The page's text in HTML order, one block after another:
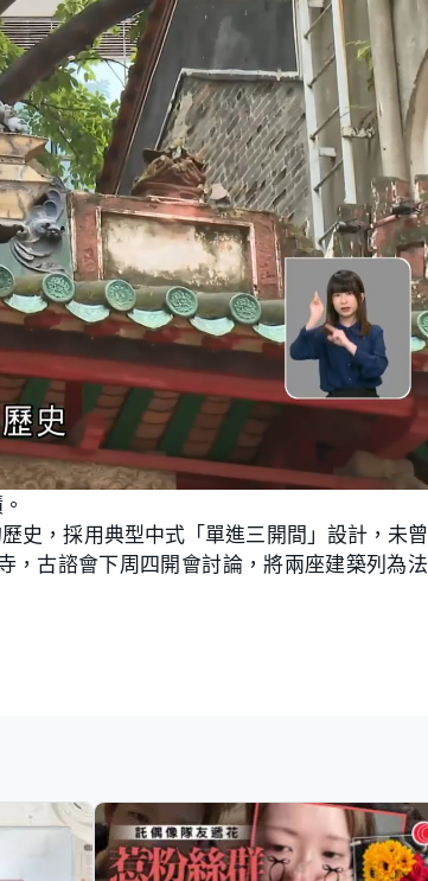
史，採用典型中式「單進三開間」設計，未
，古諮會下周四開會討論，將兩座建築列為